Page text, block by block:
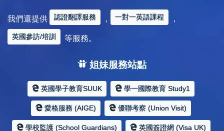
我們還提供 認證翻譯服務 ， 一對一英語課程 ，
英國參訪/培訓 等服務。
姐妹服務站點
英國學子教育SUUK 學一國際教育 Study1
愛格服務 (AIGE) 優聯考察 (Union Visit)
學校監護 (School Guardians) 英國簽證網 (Visa UK)